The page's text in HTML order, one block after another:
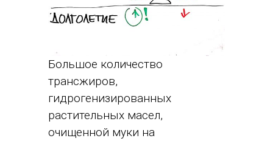
Большое количество
трансжиров,
гидрогенизированных
растительных масел,
очищенной муки на